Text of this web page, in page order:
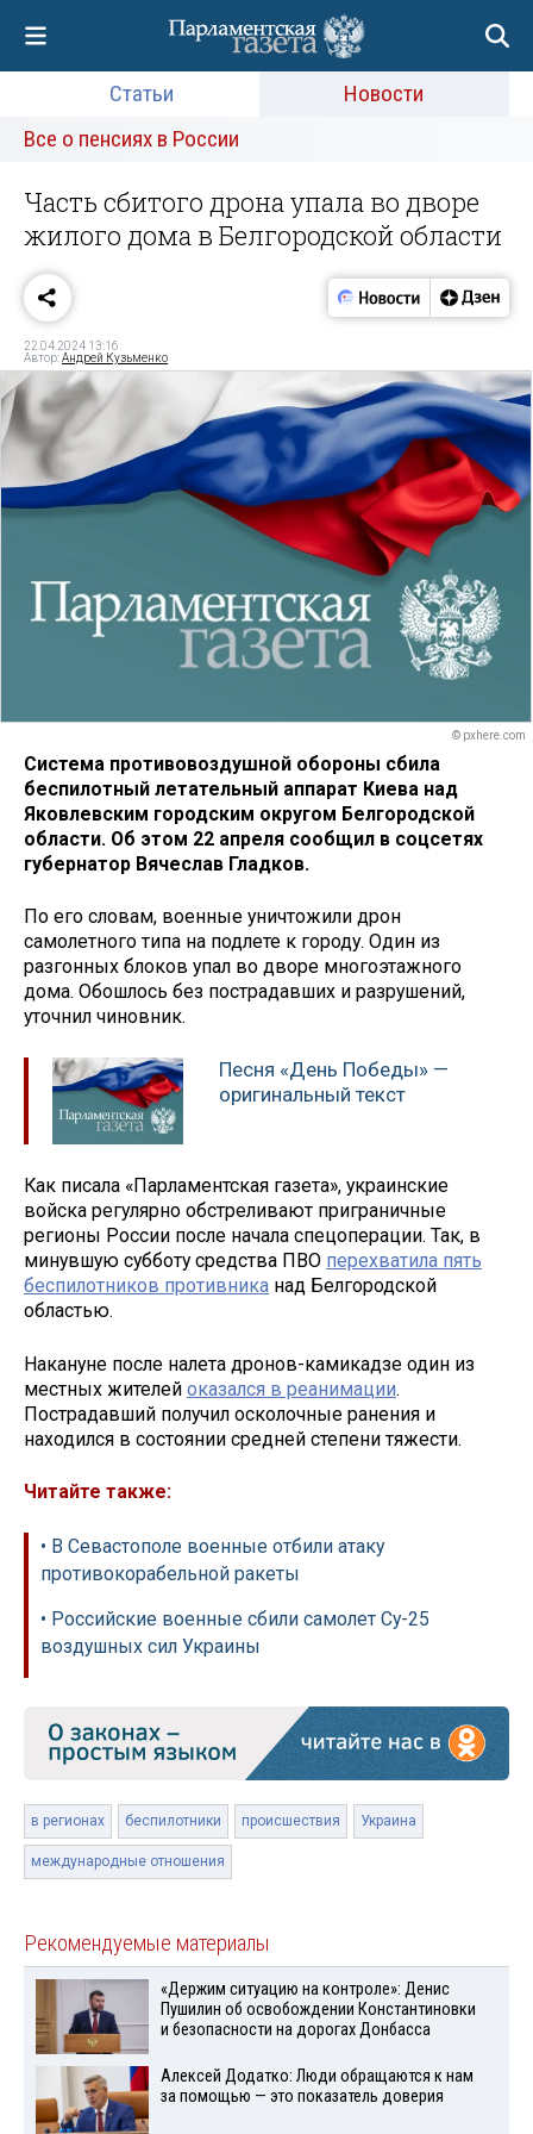
Статьи
Новости
Все о пенсиях в России
Часть сбитого дрона упала во дворе
жилого дома в Белгородской области
22.04.2024 13:16
Автор:Андрей Кузьменко
© pxhere.com
Система противовоздушной обороны сбила
беспилотный летательный аппарат Киева над
Яковлевским городским округом Белгородской
области. Об этом 22 апреля сообщил в соцсетях
губернатор Вячеслав Гладков.
По его словам, военные уничтожили дрон
самолетного типа на подлете к городу. Один из
разгонных блоков упал во дворе многоэтажного
дома. Обошлось без пострадавших и разрушений,
уточнил чиновник.
Песня «День Победы» —
оригинальный текст
Как писала «Парламентская газета», украинские
войска регулярно обстреливают приграничные
регионы России после начала спецоперации. Так, в
минувшую субботу средства ПВО перехватила пять
беспилотников противника над Белгородской
областью.
Накануне после налета дронов-камикадзе один из
местных жителей оказался в реанимации.
Пострадавший получил осколочные ранения и
находился в состоянии средней степени тяжести.
Читайте также:
• В Севастополе военные отбили атаку
противокорабельной ракеты
• Российские военные сбили самолет Су-25
воздушных сил Украины
в регионах беспилотники происшествия Украина
международные отношения
Рекомендуемые материалы
«Держим ситуацию на контроле»: Денис
Пушилин об освобождении Константиновки
и безопасности на дорогах Донбасса
Алексей Додатко: Люди обращаются к нам
за помощью — это показатель доверия